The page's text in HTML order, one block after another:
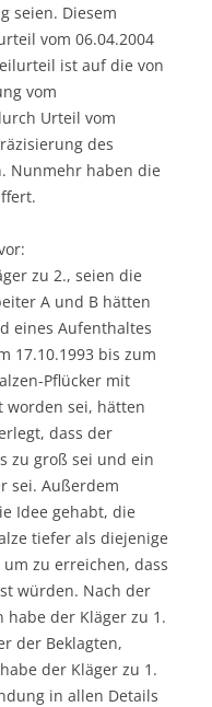
seien. Diesem
vom 06.04.2004
ist auf die von
vom
Urteil vom
des
Nunmehr haben die
zu 2., seien die
A und B hätten
eines Aufenthaltes
17.10.1993 bis zum
Pflücker mit
worden sei, hätten
dass der
zu groß sei und ein
sei. Außerdem
Idee gehabt, die
tiefer als diejenige
zu erreichen, dass
würden. Nach der
habe der Kläger zu 1.
der Beklagten,
der Kläger zu 1.
in allen Details